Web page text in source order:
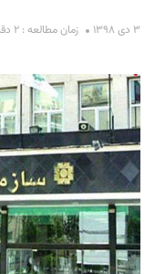
۳ دی ۱۳۹۸ زمان مطالعه : ۲ دقیقه